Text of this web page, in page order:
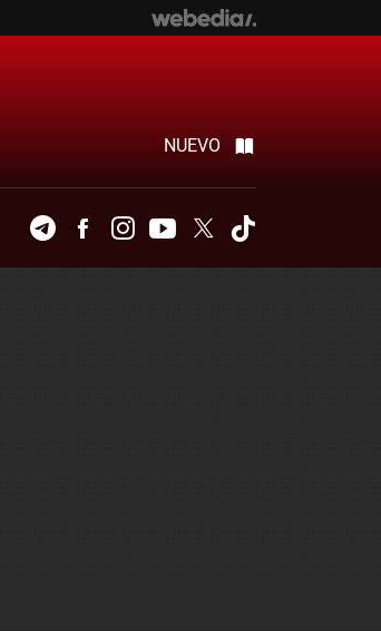
NUEVO
TelegramFacebookInstagramYoutubeTwitter